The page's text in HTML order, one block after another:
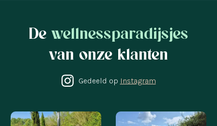
De wellnessparadijsjes
van onze klanten
Gedeeld op Instagram